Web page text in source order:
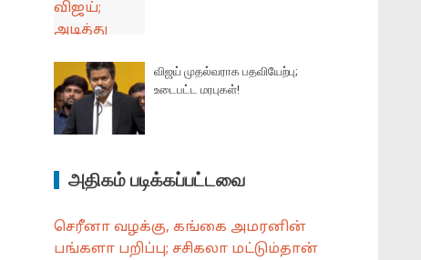
விஜய் முதல்வராக பதவியேற்பு;
உடைபட்ட மரபுகள்!
அதிகம் படிக்கப்பட்டவை
செரீனா வழக்கு, கங்கை அமரனின்
பங்களா பறிப்பு; சசிகலா மட்டும்தான்